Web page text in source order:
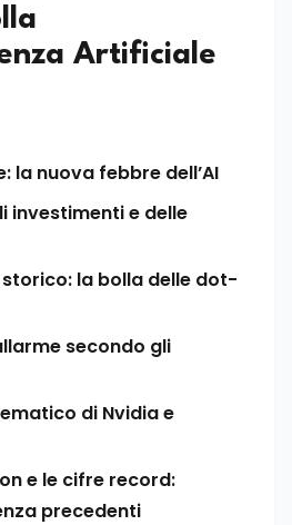
Artificiale
la nuova febbre dell’AI
investimenti e delle
la bolla delle dot-
secondo gli
di Nvidia e
e le cifre record:
precedenti